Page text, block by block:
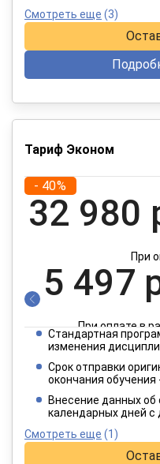
Смотреть еще (3)
Тариф Эконом
- 40%
32 980
При
5 497
При оплате в
2 749
При оплате в
Стандартная
изменения
Срок отправки
окончания
Внесение данных
календарных дней
Смотреть еще (1)